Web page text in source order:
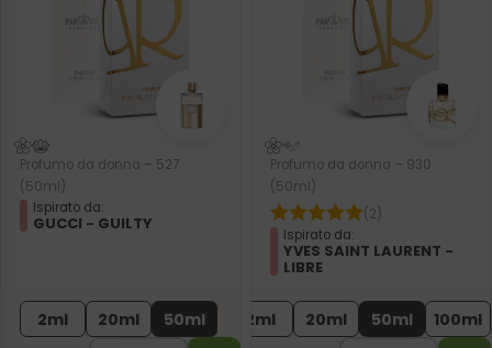
Profumo da donna – 527
(50ml)
Ispirato da:
GUCCI - GUILTY
2ml 20ml 50ml
Profumo da donna – 930
(50ml)
(2)
Ispirato da:
YVES SAINT LAURENT -
LIBRE
2ml 20ml 50ml 100ml